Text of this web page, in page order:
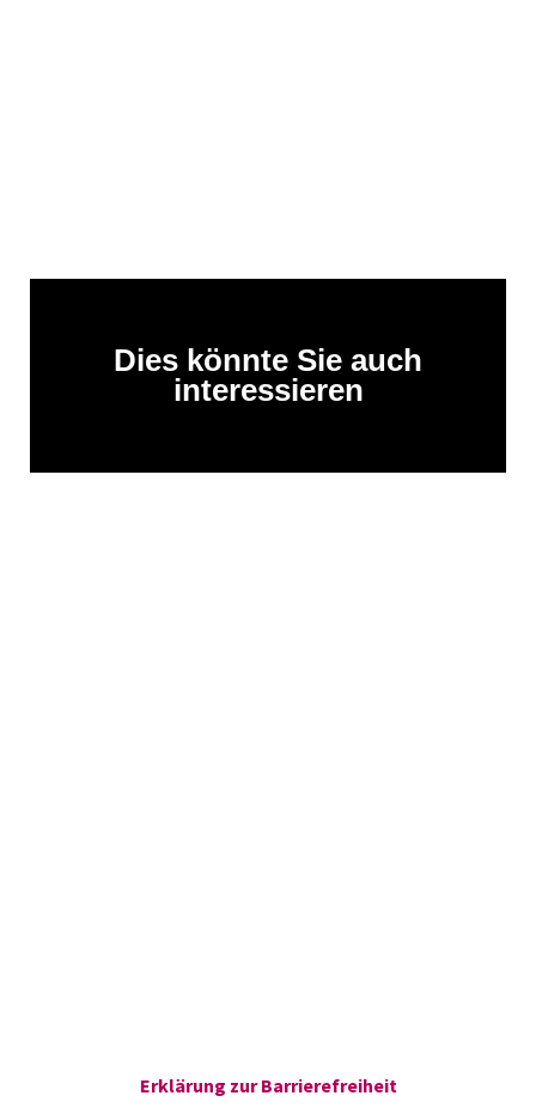
Dies könnte Sie auch
interessieren
Erklärung zur Barrierefreiheit